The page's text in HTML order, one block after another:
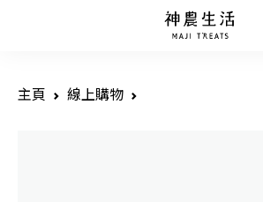
主頁 線上購物